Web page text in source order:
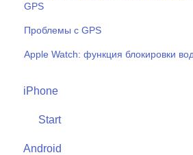
GPS
Проблемы с GPS
Apple Watch: функция блокировки
iPhone
Start
Android